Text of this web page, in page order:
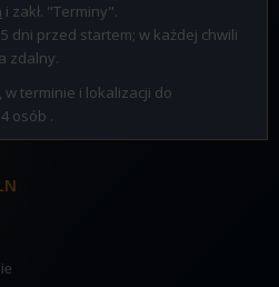
i zakł. "Terminy".
dni przed startem; w każdej chwili
zdalny.
terminie i lokalizacji do
osób .